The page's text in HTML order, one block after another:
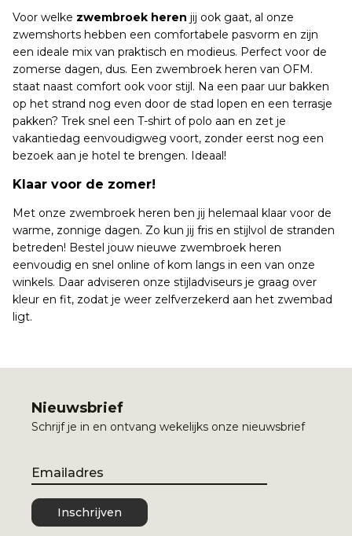
Voor welke zwembroek heren jij ook gaat, al onze
zwemshorts hebben een comfortabele pasvorm en zijn
een ideale mix van praktisch en modieus. Perfect voor de
zomerse dagen, dus. Een zwembroek heren van OFM.
staat naast comfort ook voor stijl. Na een paar uur bakken
op het strand nog even door de stad lopen en een terrasje
pakken? Trek snel een T-shirt of polo aan en zet je
vakantiedag eenvoudigweg voort, zonder eerst nog een
bezoek aan je hotel te brengen. Ideaal!
Klaar voor de zomer!
Met onze zwembroek heren ben jij helemaal klaar voor de
warme, zonnige dagen. Zo kun jij fris en stijlvol de stranden
betreden! Bestel jouw nieuwe zwembroek heren
eenvoudig en snel online of kom langs in een van onze
winkels. Daar adviseren onze stijladviseurs je graag over
kleur en fit, zodat je weer zelfverzekerd aan het zwembad
ligt.
Nieuwsbrief
Schrijf je in en ontvang wekelijks onze nieuwsbrief
Email
Inschrijven